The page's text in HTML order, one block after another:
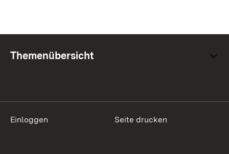
Themenübersicht
Einloggen Seite drucken